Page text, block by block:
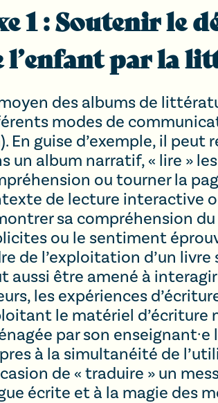
1: Soutenir le
l’enfant par la
des albums de
modes de
En guise d’exemple, il
un album narratif, « lire »
ou tourner la
de lecture interactive
sa compréhension
ou le sentiment
de l’exploitation d’un livre
aussi être amené à
les expériences
le matériel d’écriture
par son
à la simultanéité de
de « traduire » un
écrite et à la magie des